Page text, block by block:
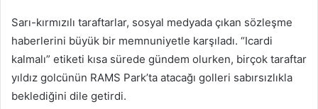
Sarı-kırmızılı taraftarlar, sosyal medyada çıkan sözleşme
haberlerini büyük bir memnuniyetle karşıladı. “Icardi
kalmalı” etiketi kısa sürede gündem olurken, birçok taraftar
yıldız golcünün RAMS Park’ta atacağı golleri sabırsızlıkla
beklediğini dile getirdi.